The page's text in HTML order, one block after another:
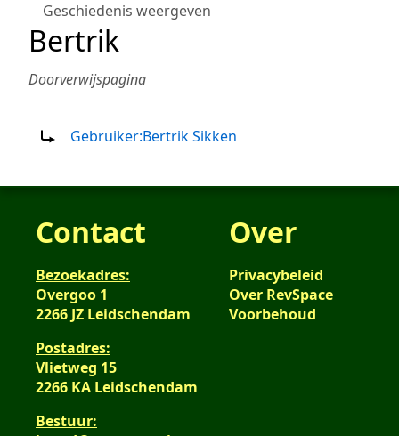
Geschiedenis weergeven
Bertrik
Doorverwijspagina
Gebruiker:Bertrik Sikken
Contact
Bezoekadres:
Overgoo 1
2266 JZ Leidschendam
Postadres:
Vlietweg 15
2266 KA Leidschendam
Bestuur:
Over
Privacybeleid
Over RevSpace
Voorbehoud